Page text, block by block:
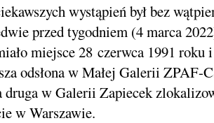
wystąpień był bez
przed tygodniem (4 marca
miejsce 28 czerwca 1991 roku
odsłona w Małej Galerii ZPAF-
druga w Galerii Zapiecek
w Warszawie.